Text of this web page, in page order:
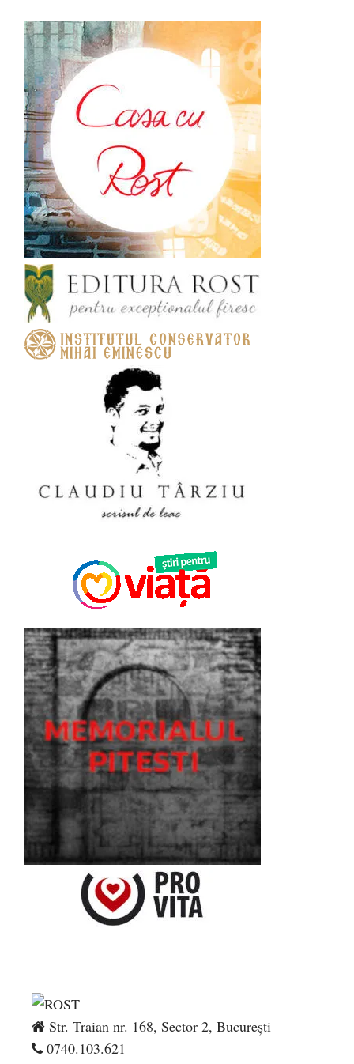
Str. Traian nr. 168, Sector 2, București
0740.103.621